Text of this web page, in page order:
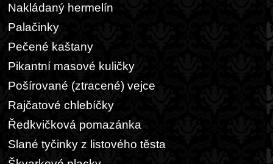
Nakládaný hermelín
Palačinky
Pečené kaštany
Pikantní masové kuličky
Pošírované (ztracené) vejce
Rajčatové chlebíčky
Ředkvičková pomazánka
Slané tyčinky z listového těsta